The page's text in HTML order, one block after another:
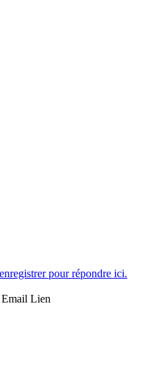
pour répondre ici.
Email Lien